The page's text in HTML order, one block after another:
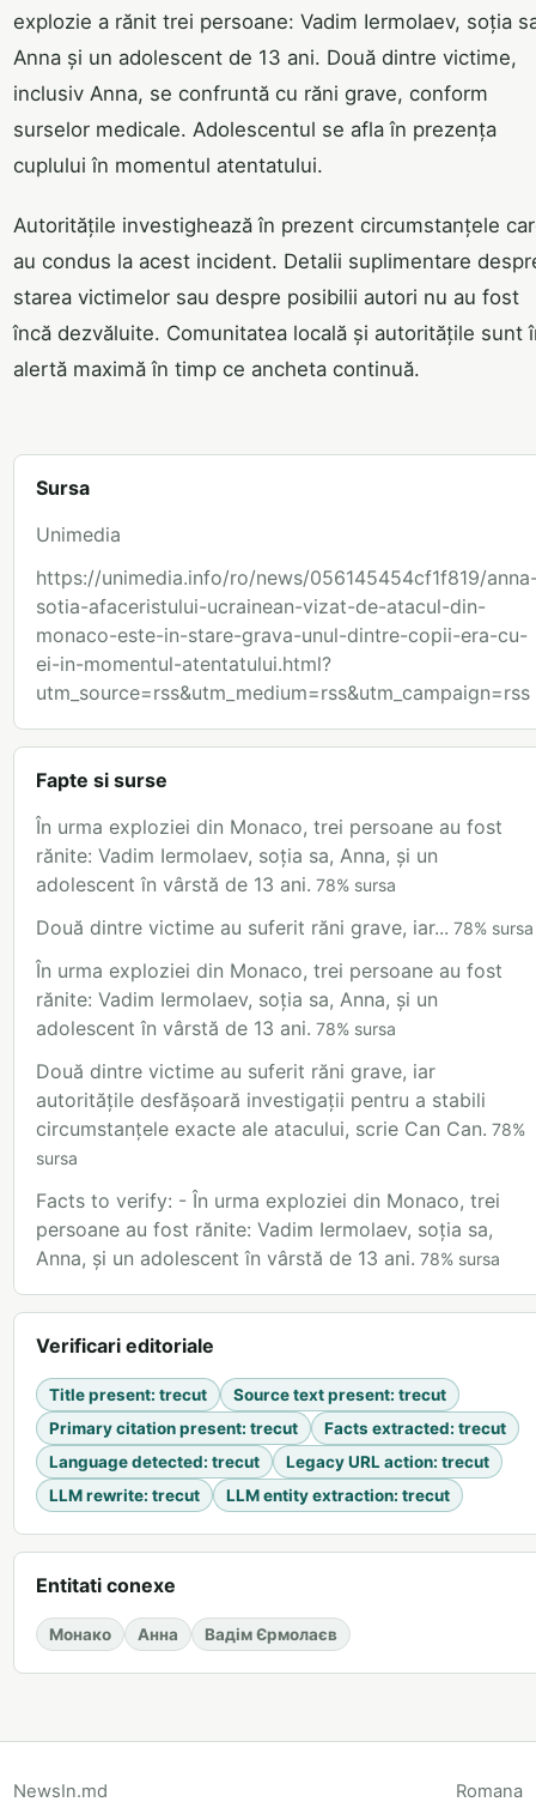
explozie a rănit trei persoane: Vadim Iermolaev, soția
Anna și un adolescent de 13 ani. Două dintre victime,
inclusiv Anna, se confruntă cu răni grave, conform
surselor medicale. Adolescentul se afla în prezența
cuplului în momentul atentatului.
Autoritățile investighează în prezent circumstanțele
au condus la acest incident. Detalii suplimentare
starea victimelor sau despre posibilii autori nu au fost
încă dezvăluite. Comunitatea locală și autoritățile sunt
alertă maximă în timp ce ancheta continuă.
Sursa
Unimedia
https://unimedia.info/ro/news/056145454cf1f819/
sotia-afaceristului-ucrainean-vizat-de-atacul-din-
monaco-este-in-stare-grava-unul-dintre-copii-era-cu-
ei-in-momentul-atentatului.html?
utm_source=rss&utm_medium=rss&utm_campaign=rss
Fapte si surse
În urma exploziei din Monaco, trei persoane au fost
rănite: Vadim Iermolaev, soția sa, Anna, și un
adolescent în vârstă de 13 ani. 78% sursa
Două dintre victime au suferit răni grave, iar... 78% sursa
În urma exploziei din Monaco, trei persoane au fost
rănite: Vadim Iermolaev, soția sa, Anna, și un
adolescent în vârstă de 13 ani. 78% sursa
Două dintre victime au suferit răni grave, iar
autoritățile desfășoară investigații pentru a stabili
circumstanțele exacte ale atacului, scrie Can Can. 78%
sursa
Facts to verify: - În urma exploziei din Monaco, trei
persoane au fost rănite: Vadim Iermolaev, soția sa,
Anna, și un adolescent în vârstă de 13 ani. 78% sursa
Verificari editoriale
Title present: trecut Source text present: trecut
Primary citation present: trecut Facts extracted: trecut
Language detected: trecut Legacy URL action: trecut
LLM rewrite: trecut LLM entity extraction: trecut
Entitati conexe
Монако Анна Вадім Єрмолаєв
NewsIn.md Romana